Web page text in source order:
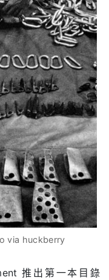
via huckberry
推出第一本目錄